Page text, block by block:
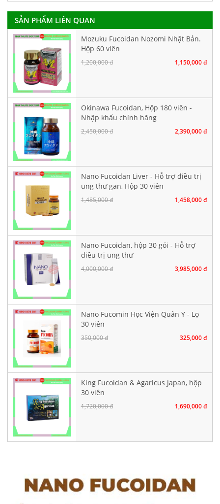
SẢN PHẨM LIÊN QUAN
Mozuku Fucoidan Nozomi Nhật Bản.
Hộp 60 viên
1,200,000 đ 1,150,000 đ
Okinawa Fucoidan, Hộp 180 viên -
Nhập khẩu chính hãng
2,450,000 đ 2,390,000 đ
Nano Fucoidan Liver - Hỗ trợ điều trị
ung thư gan, Hộp 30 viên
1,485,000 đ 1,458,000 đ
Nano Fucoidan, hộp 30 gói - Hỗ trợ
điều trị ung thư
4,000,000 đ 3,985,000 đ
Nano Fucomin Học Viện Quân Y - Lọ
30 viên
350,000 đ 325,000 đ
King Fucoidan & Agaricus Japan, hộp
30 viên
1,720,000 đ 1,690,000 đ